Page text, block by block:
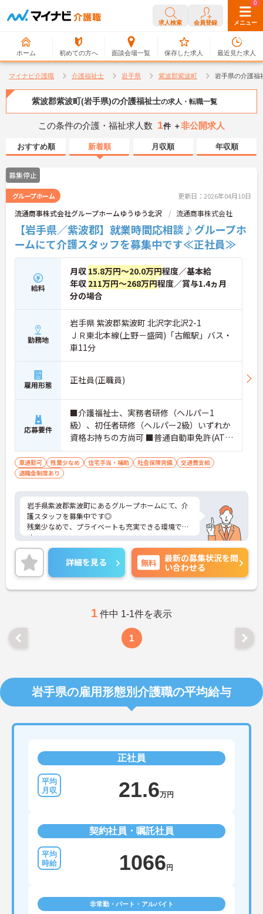
求人検索 会員登録 メニュー
ホーム 初めての方へ 面談会場一覧
0
保存した求人
0
最近見た求人
マイナビ介護職 介護福祉士 岩手県 紫波郡紫波町 岩手県の介護福
紫波郡紫波町(岩手県)の介護福祉士の求人・転職一覧
この条件の介護・福祉求人数 1件 ＋非公開求人
おすすめ順 新着順 月収順 年収順
募集停止
グループホーム 更新日：2026年04月10日
流通商事株式会社グループホームゆうゆう北沢 流通商事株式会社
【岩手県／紫波郡】就業時間応相談♪グループホ
ームにて介護スタッフを募集中です≪正社員≫
給料
月収 15.8万円～20.0万円程度／基本給
年収 211万円～268万円程度／賞与1.4ヵ月
分の場合
勤務地
岩手県 紫波郡紫波町 北沢字北沢2-1
ＪＲ東北本線(上野－盛岡)「古館駅」バス・
車11分
雇用形態 正社員(正職員)
応募要件
■介護福祉士、実務者研修（ヘルパー1
級）、初任者研修（ヘルパー2級）いずれか
資格お持ちの方尚可 ■普通自動車免許(AT限
定可)お持ちの方 ※経験がある方は尚良し
車通勤可 残業少なめ 住宅手当・補助 社会保険完備
交通費支給
退職金制度あり
岩手県紫波郡紫波町にあるグループホームにて、介
護スタッフを募集中です◎
残業少なめで、プライベートも充実できる環境で
す。
ご興味ある方には、面接のポイントなど、さらに詳
細をお話致しますのでお気軽にご相談ください！
詳細を見る 無料
最新の募集状況を問
い合わせる
1 件中 1-1件を表示
1
岩手県の雇用形態別介護職の平均給与
正社員
21.6万円
契約社員・嘱託社員
1066 円
非常勤・パート・アルバイト